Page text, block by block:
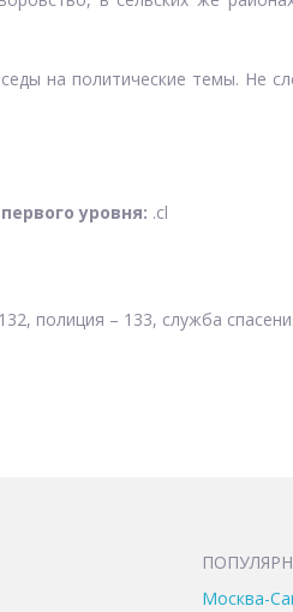
на политические темы. Не
уровня: .cl
полиция – 133, служба
Москва-